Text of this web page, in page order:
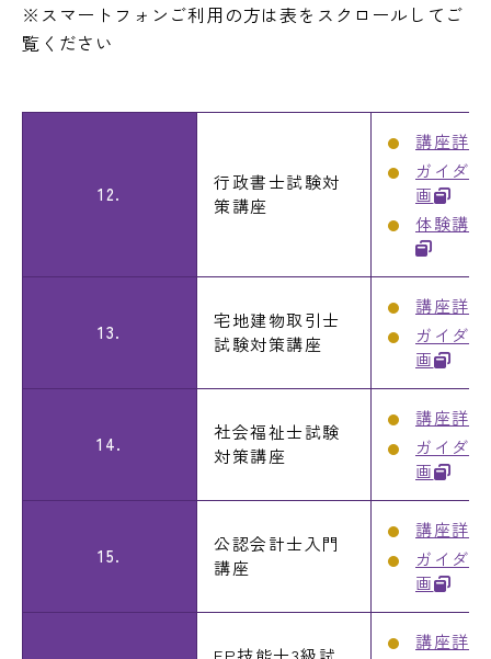
※スマートフォンご利用の方は表をスクロールしてご
覧ください
12.
行政書士試験対
策講座
講座詳細
ガイダ
画
体験講
13.
宅地建物取引士
試験対策講座
講座詳細
ガイダ
画
14.
社会福祉士試験
対策講座
講座詳細
ガイダ
画
15.
公認会計士入門
講座
講座詳細
ガイダ
画
講座詳細